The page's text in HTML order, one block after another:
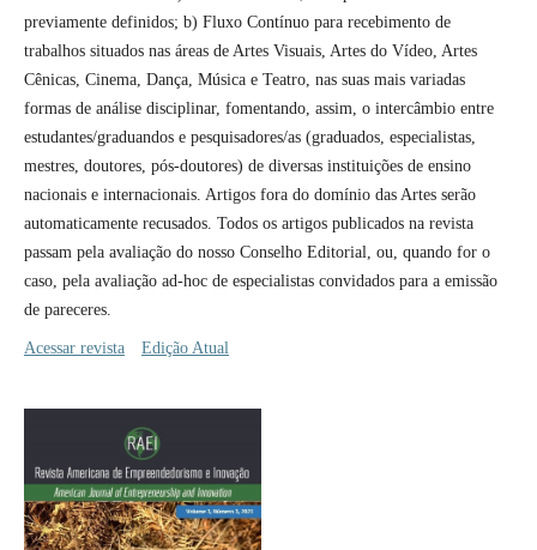
previamente definidos; b) Fluxo Contí­nuo para recebimento de
trabalhos situados nas áreas de Artes Visuais, Artes do Ví­deo, Artes
Cênicas, Cinema, Dança, Música e Teatro, nas suas mais variadas
formas de análise disciplinar, fomentando, assim, o intercâmbio entre
estudantes/graduandos e pesquisadores/as (graduados, especialistas,
mestres, doutores, pós-doutores) de diversas instituições de ensino
nacionais e internacionais. Artigos fora do domí­nio das Artes serão
automaticamente recusados. Todos os artigos publicados na revista
passam pela avaliação do nosso Conselho Editorial, ou, quando for o
caso, pela avaliação ad-hoc de especialistas convidados para a emissão
de pareceres.
Acessar revista Edição Atual